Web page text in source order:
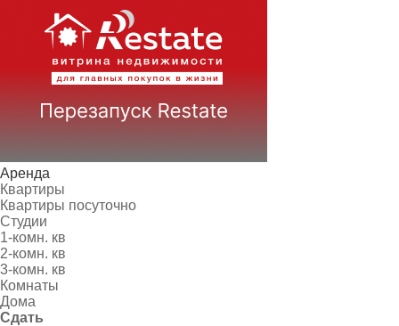
Аренда
Квартиры
Квартиры посуточно
Студии
1-комн. кв
2-комн. кв
3-комн. кв
Комнаты
Дома
Сдать